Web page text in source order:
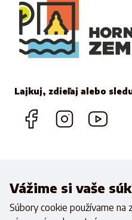
Lajkuj, zdieľaj alebo
Vážime si vaše
Súbory cookie používame na